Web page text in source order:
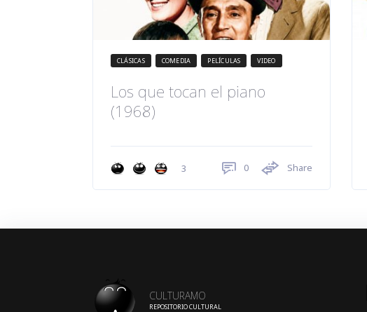
CLÁSICAS COMEDIA PELÍCULAS VIDEO
Los que tocan el piano
(1968)
3 0 Share
CULTURAMO
REPOSITORIO CULTURAL